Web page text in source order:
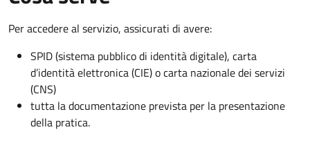
Per accedere al servizio, assicurati di avere:
SPID (sistema pubblico di identità digitale), carta
d’identità elettronica (CIE) o carta nazionale dei servizi
(CNS)
tutta la documentazione prevista per la presentazione
della pratica.